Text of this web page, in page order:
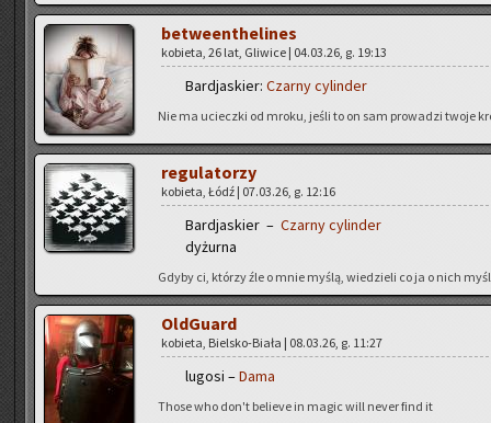
be­twe­en­the­li­nes
ko­bie­ta, 26 lat, Gli­wi­ce | 04.03.26, g. 19:13
Bar­dja­skier: Czar­ny cy­lin­der
Nie ma uciecz­ki od mroku, jeśli to on sam pro­wa­dzi twoje
re­gu­la­to­rzy
ko­bie­ta, Łódź | 07.03.26, g. 12:16
Bar­dja­skier – Czar­ny cy­lin­der
dy­żur­na
Gdyby ci, któ­rzy źle o mnie myślą, wie­dzie­li co ja o nich
Old­Gu­ard
ko­bie­ta, Biel­sko-Bia­ła | 08.03.26, g. 11:27
lu­go­si –Dama
Those who don't be­lie­ve in magic will never find it